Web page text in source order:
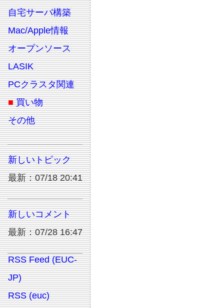
自宅サーバ構築
Mac/Apple情報
オープンソース
LASIK
PCクラスタ関連
■ 買い物
その他
新しいトピック
最新：07/18 20:41
新しいコメント
最新：07/28 16:47
RSS Feed (EUC-
JP)
RSS (euc)